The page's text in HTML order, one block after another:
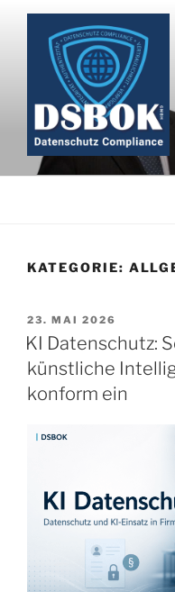
Zum
springen
KATEGORIE:
VERÖFFENTLICHT
AM
23. MAI 2026
KI Datenschutz:
künstliche
konform ein